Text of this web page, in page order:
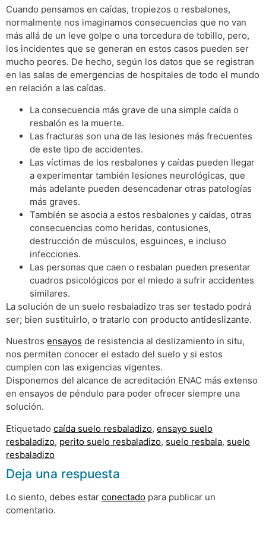
Cuando pensamos en caídas, tropiezos o resbalones,
normalmente nos imaginamos consecuencias que no van
más allá de un leve golpe o una torcedura de tobillo, pero,
los incidentes que se generan en estos casos pueden ser
mucho peores. De hecho, según los datos que se registran
en las salas de emergencias de hospitales de todo el mundo
en relación a las caídas.
La consecuencia más grave de una simple caída o
resbalón es la muerte.
Las fracturas son una de las lesiones más frecuentes
de este tipo de accidentes.
Las víctimas de los resbalones y caídas pueden llegar
a experimentar también lesiones neurológicas, que
más adelante pueden desencadenar otras patologías
más graves.
También se asocia a estos resbalones y caídas, otras
consecuencias como heridas, contusiones,
destrucción de músculos, esguinces, e incluso
infecciones.
Las personas que caen o resbalan pueden presentar
cuadros psicológicos por el miedo a sufrir accidentes
similares.
La solución de un suelo resbaladizo tras ser testado podrá
ser; bien sustituirlo, o tratarlo con producto antideslizante.
Nuestros ensayos de resistencia al deslizamiento in situ,
nos permiten conocer el estado del suelo y si estos
cumplen con las exigencias vigentes.
Disponemos del alcance de acreditación ENAC más extenso
en ensayos de péndulo para poder ofrecer siempre una
solución.
Etiquetado caída suelo resbaladizo, ensayo suelo
resbaladizo, perito suelo resbaladizo, suelo resbala, suelo
resbaladizo
Deja una respuesta
Lo siento, debes estar conectado para publicar un
comentario.